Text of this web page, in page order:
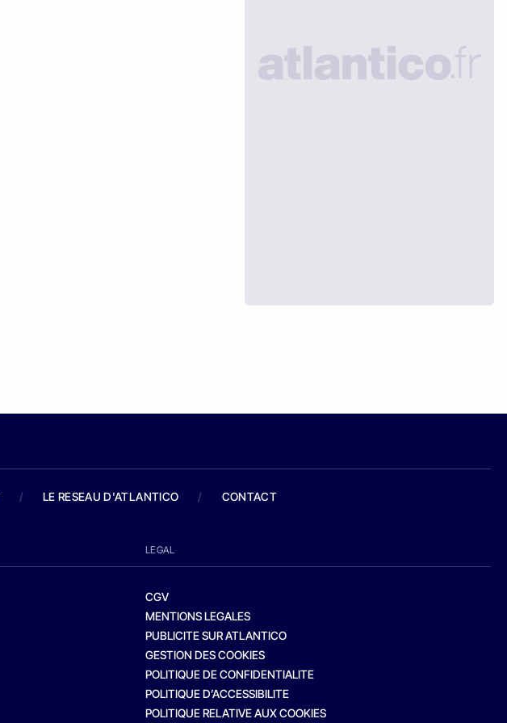
/ LE RESEAU D'ATLANTICO / CONTACT
LEGAL
CGV
MENTIONS LEGALES
PUBLICITE SUR ATLANTICO
GESTION DES COOKIES
POLITIQUE DE CONFIDENTIALITE
POLITIQUE D’ACCESSIBILITE
POLITIQUE RELATIVE AUX COOKIES